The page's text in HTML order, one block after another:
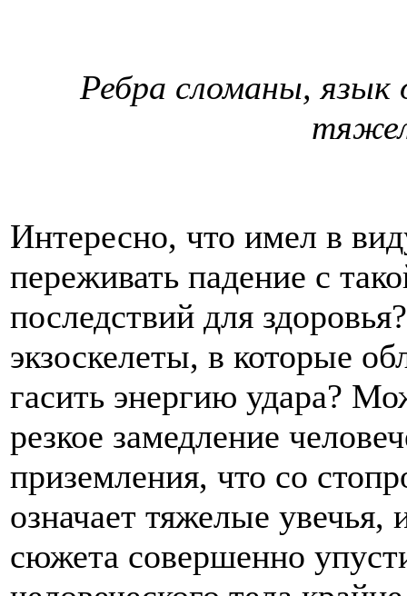
Ребра сломаны, язык
Интересно, что имел в
переживать падение с
последствий для
экзоскелеты, в которые
гасить энергию удара?
резкое замедление
приземления, что со
означает тяжелые
сюжета совершенно